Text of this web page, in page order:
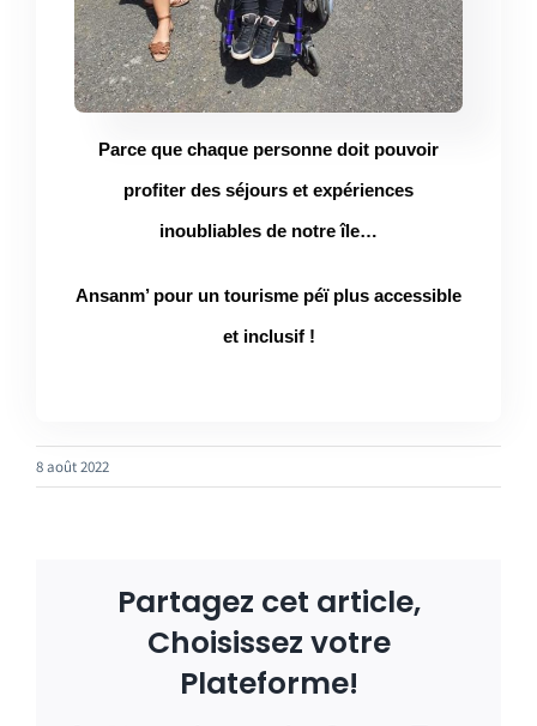
Parce que chaque personne doit pouvoir
profiter des séjours et expériences
inoubliables de notre île…
Ansanm’ pour un tourisme péï plus accessible
et inclusif !
8 août 2022
Partagez cet article,
Choisissez votre
Plateforme!